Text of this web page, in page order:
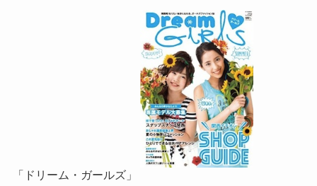
「ドリーム・ガールズ」